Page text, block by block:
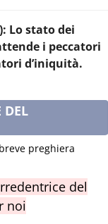
Lo stato dei
i peccatori
d’iniquità.
DEL
preghiera
del
noi